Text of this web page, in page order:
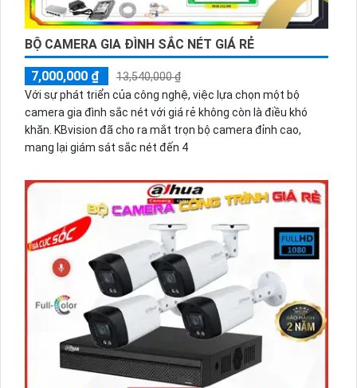
BỘ CAMERA GIA ĐÌNH SẮC NÉT GIÁ RẺ
7,000,000 ₫
13,540,000 ₫
Với sự phát triển của công nghệ, việc lựa chọn một bộ
camera gia đình sắc nét với giá rẻ không còn là điều khó
khăn. KBvision đã cho ra mắt trọn bộ camera đỉnh cao,
mang lại giám sát sắc nét đến 4